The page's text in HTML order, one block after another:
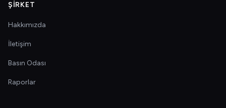
ŞIRKET
Hakkımızda
İletişim
Basın Odası
Raporlar